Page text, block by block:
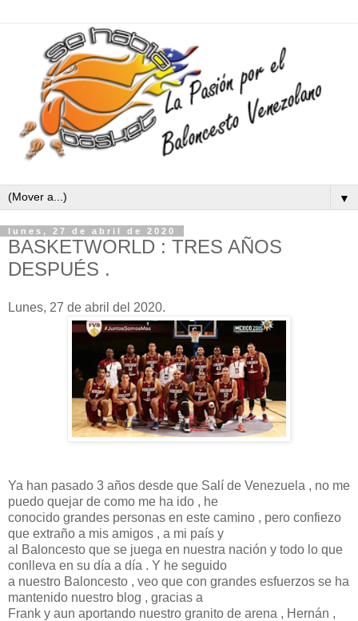
▼
lunes, 27 de abril de 2020
BASKETWORLD : TRES AÑOS
DESPUÉS .
Lunes, 27 de abril del 2020.
Ya han pasado 3 años desde que Salí de Venezuela , no me
puedo quejar de como me ha ido , he
conocido grandes personas en este camino , pero confiezo
que extraño a mis amigos , a mi país y
al Baloncesto que se juega en nuestra nación y todo lo que
conlleva en su día a día . Y he seguido
a nuestro Baloncesto , veo que con grandes esfuerzos se ha
mantenido nuestro blog , gracias a
Frank y aun aportando nuestro granito de arena , Hernán ,